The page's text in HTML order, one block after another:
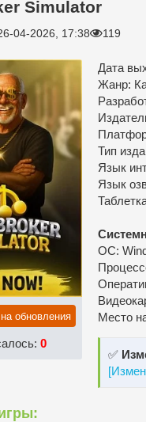
Simulator
04-2026, 17:38 119
обновления
0
Дата
Жанр:
Тип
Язык
Язык
ОС:
Место
✅